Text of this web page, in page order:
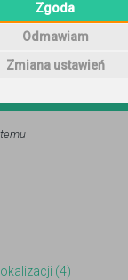
Zgoda
Odmawiam
Zmiana ustawień
(4)